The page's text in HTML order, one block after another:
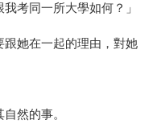
考同一所大學如何？」
她在一起的理由，對她
然的事。